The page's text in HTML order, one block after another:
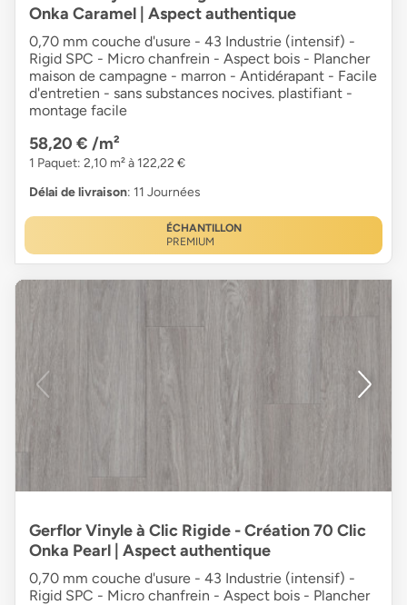
Onka Caramel | Aspect authentique
0,70 mm couche d'usure - 43 Industrie (intensif) -
Rigid SPC - Micro chanfrein - Aspect bois - Plancher
maison de campagne - marron - Antidérapant - Facile
d'entretien - sans substances nocives. plastifiant -
montage facile
58,20 € /m²
1 Paquet: 2,10 m² à 122,22 €
Délai de livraison: 11 Journées
ÉCHANTILLON
PREMIUM
Gerflor Vinyle à Clic Rigide - Création 70 Clic
Onka Pearl | Aspect authentique
0,70 mm couche d'usure - 43 Industrie (intensif) -
Rigid SPC - Micro chanfrein - Aspect bois - Plancher